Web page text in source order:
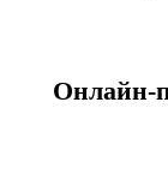
Онлайн-